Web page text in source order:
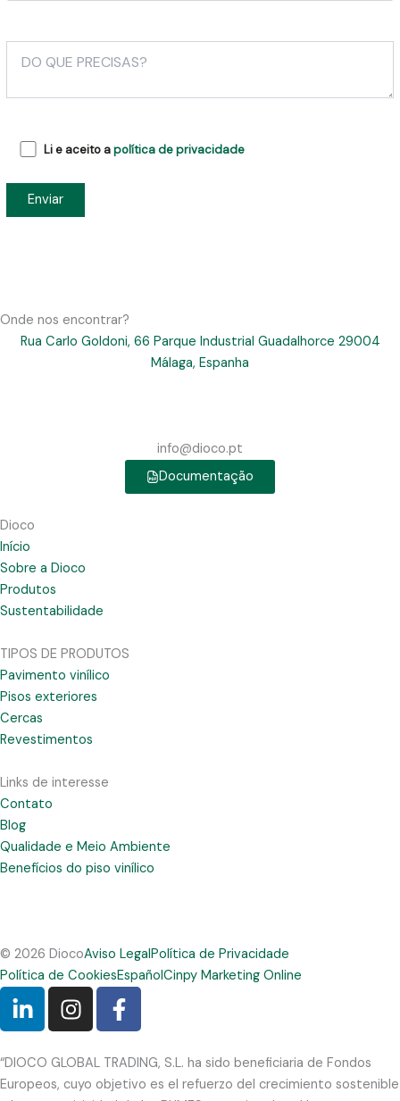
Li e aceito apolítica de privacidade
Onde nos encontrar?
Rua Carlo Goldoni, 66 Parque Industrial Guadalhorce 29004
Málaga, Espanha
info@dioco.pt
Documentação
Dioco
Início
Sobre a Dioco
Produtos
Sustentabilidade
TIPOS DE PRODUTOS
Pavimento vinílico
Pisos exteriores
Cercas
Revestimentos
Links de interesse
Contato
Blog
Qualidade e Meio Ambiente
Benefícios do piso vinílico
© 2026 DiocoAviso LegalPolítica de Privacidade
Política de CookiesEspañolCinpy Marketing Online
L
i
k
e
I
n
t
a
F
a
e
b
“DIOCO GLOBAL TRADING, S.L. ha sido beneficiaria de Fondos
Europeos, cuyo objetivo es el refuerzo del crecimiento sostenible